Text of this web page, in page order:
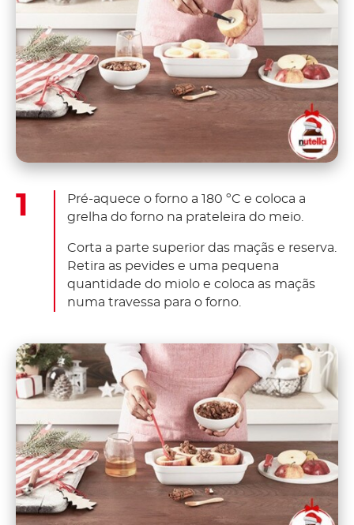
Pré-aquece o forno a 180 ºC e coloca a
grelha do forno na prateleira do meio.
Corta a parte superior das maçãs e reserva.
Retira as pevides e uma pequena
quantidade do miolo e coloca as maçãs
numa travessa para o forno.